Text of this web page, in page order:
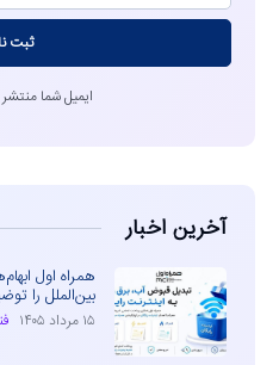
ثبت
ایمیل شما
آخرین اخبار
همراه اول
بین‌الملل را
۱۵ مرداد ۱۴۰۵